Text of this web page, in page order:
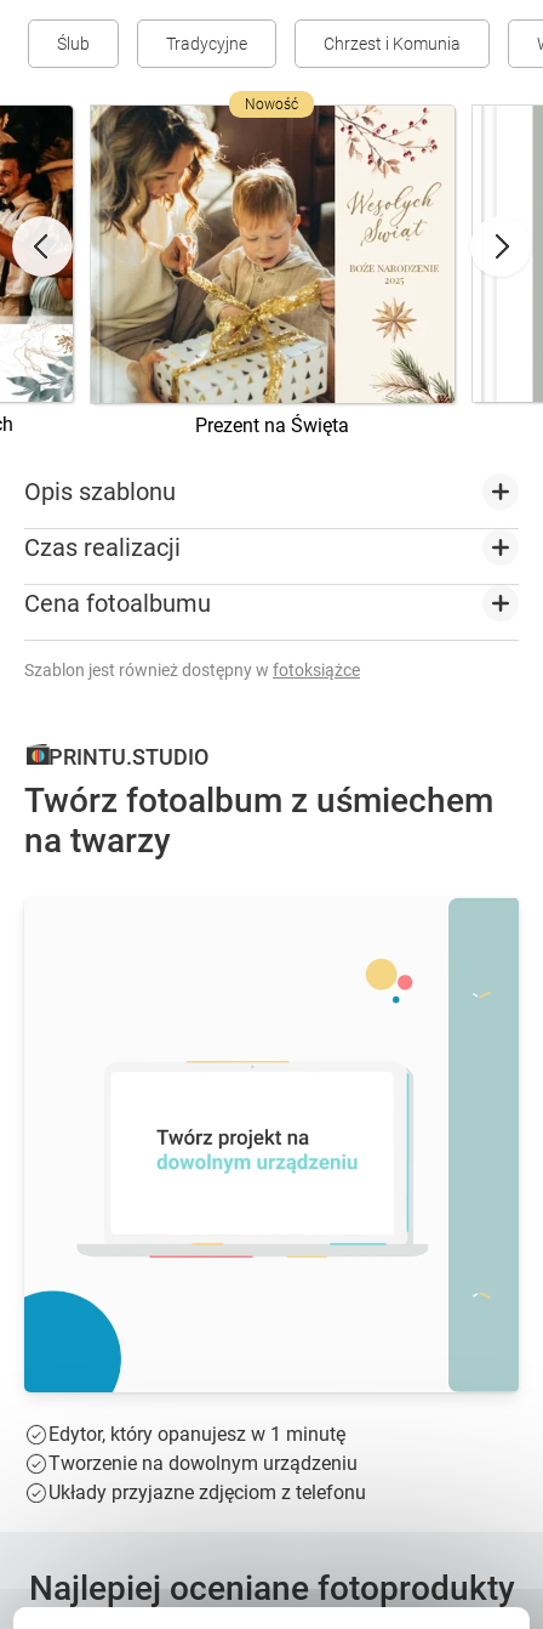
Ślub Tradycyjne Chrzest i Komunia
Nowość
Prezent na Święta
Opis szablonu
Czas realizacji
Cena fotoalbumu
Szablon jest również dostępny w fotoksiążce
PRINTU.STUDIO
Twórz fotoalbum z uśmiechem
na twarzy
Edytor, który opanujesz w 1 minutę
Tworzenie na dowolnym urządzeniu
Układy przyjazne zdjęciom z telefonu
Najlepiej oceniane fotoprodukty